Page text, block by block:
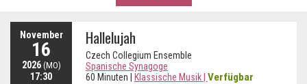
November
16
2026 (MO)
17:30
Hallelujah
Czech Collegium Ensemble
Spanische Synagoge
60 Minuten
Klassische Musik Verfügbar